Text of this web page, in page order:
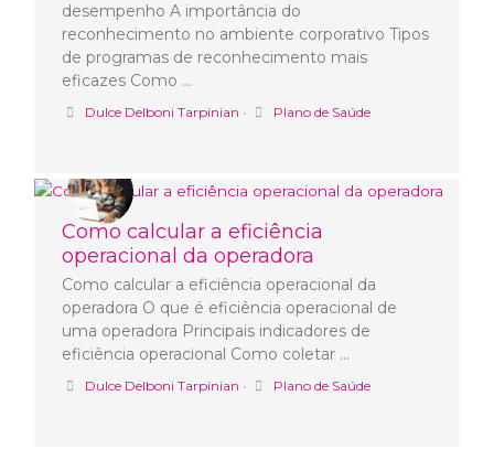
desempenho A importância do
reconhecimento no ambiente corporativo Tipos
de programas de reconhecimento mais
eficazes Como …
Dulce Delboni Tarpinian • Plano de Saúde
Como calcular a eficiência
operacional da operadora
Como calcular a eficiência operacional da
operadora O que é eficiência operacional de
uma operadora Principais indicadores de
eficiência operacional Como coletar …
Dulce Delboni Tarpinian • Plano de Saúde